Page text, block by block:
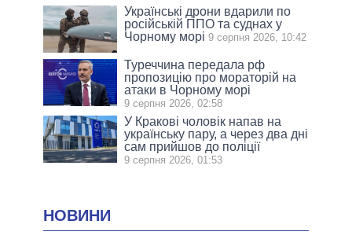
Українські дрони вдарили по
російській ППО та суднах у
Чорному морі 9 серпня 2026, 10:42
Туреччина передала рф
пропозицію про мораторій на
атаки в Чорному морі
9 серпня 2026, 02:58
У Кракові чоловік напав на
українську пару, а через два дні
сам прийшов до поліції
9 серпня 2026, 01:53
НОВИНИ